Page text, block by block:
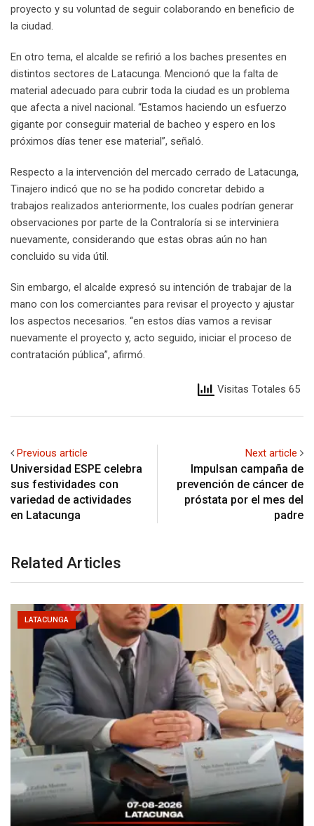
proyecto y su voluntad de seguir colaborando en beneficio de
la ciudad.
En otro tema, el alcalde se refirió a los baches presentes en
distintos sectores de Latacunga. Mencionó que la falta de
material adecuado para cubrir toda la ciudad es un problema
que afecta a nivel nacional. “Estamos haciendo un esfuerzo
gigante por conseguir material de bacheo y espero en los
próximos días tener ese material”, señaló.
Respecto a la intervención del mercado cerrado de Latacunga,
Tinajero indicó que no se ha podido concretar debido a
trabajos realizados anteriormente, los cuales podrían generar
observaciones por parte de la Contraloría si se interviniera
nuevamente, considerando que estas obras aún no han
concluido su vida útil.
Sin embargo, el alcalde expresó su intención de trabajar de la
mano con los comerciantes para revisar el proyecto y ajustar
los aspectos necesarios. “en estos días vamos a revisar
nuevamente el proyecto y, acto seguido, iniciar el proceso de
contratación pública”, afirmó.
Visitas Totales 65
Previous article
Universidad ESPE celebra
sus festividades con
variedad de actividades
en Latacunga
Next article
Impulsan campaña de
prevención de cáncer de
próstata por el mes del
padre
Related Articles
LATACUNGA